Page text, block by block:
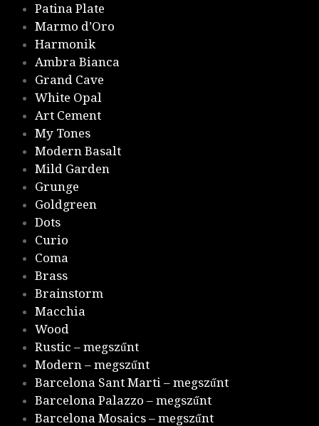
Patina Plate
Marmo d’Oro
Harmonik
Ambra Bianca
Grand Cave
White Opal
Art Cement
My Tones
Modern Basalt
Mild Garden
Grunge
Goldgreen
Dots
Curio
Coma
Brass
Brainstorm
Macchia
Wood
Rustic – megszűnt
Modern – megszűnt
Barcelona Sant Marti – megszűnt
Barcelona Palazzo – megszűnt
Barcelona Mosaics – megszűnt